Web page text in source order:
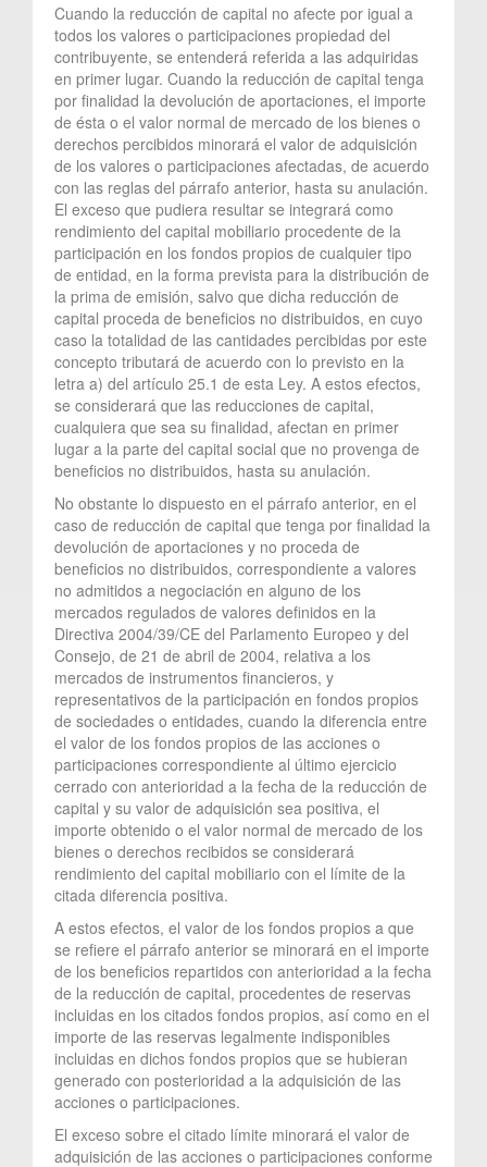
Cuando la reducción de capital no afecte por igual a
todos los valores o participaciones propiedad del
contribuyente, se entenderá referida a las adquiridas
en primer lugar. Cuando la reducción de capital tenga
por finalidad la devolución de aportaciones, el importe
de ésta o el valor normal de mercado de los bienes o
derechos percibidos minorará el valor de adquisición
de los valores o participaciones afectadas, de acuerdo
con las reglas del párrafo anterior, hasta su anulación.
El exceso que pudiera resultar se integrará como
rendimiento del capital mobiliario procedente de la
participación en los fondos propios de cualquier tipo
de entidad, en la forma prevista para la distribución de
la prima de emisión, salvo que dicha reducción de
capital proceda de beneficios no distribuidos, en cuyo
caso la totalidad de las cantidades percibidas por este
concepto tributará de acuerdo con lo previsto en la
letra a) del artículo 25.1 de esta Ley. A estos efectos,
se considerará que las reducciones de capital,
cualquiera que sea su finalidad, afectan en primer
lugar a la parte del capital social que no provenga de
beneficios no distribuidos, hasta su anulación.
No obstante lo dispuesto en el párrafo anterior, en el
caso de reducción de capital que tenga por finalidad la
devolución de aportaciones y no proceda de
beneficios no distribuidos, correspondiente a valores
no admitidos a negociación en alguno de los
mercados regulados de valores definidos en la
Directiva 2004/39/CE del Parlamento Europeo y del
Consejo, de 21 de abril de 2004, relativa a los
mercados de instrumentos financieros, y
representativos de la participación en fondos propios
de sociedades o entidades, cuando la diferencia entre
el valor de los fondos propios de las acciones o
participaciones correspondiente al último ejercicio
cerrado con anterioridad a la fecha de la reducción de
capital y su valor de adquisición sea positiva, el
importe obtenido o el valor normal de mercado de los
bienes o derechos recibidos se considerará
rendimiento del capital mobiliario con el límite de la
citada diferencia positiva.
A estos efectos, el valor de los fondos propios a que
se refiere el párrafo anterior se minorará en el importe
de los beneficios repartidos con anterioridad a la fecha
de la reducción de capital, procedentes de reservas
incluidas en los citados fondos propios, así como en el
importe de las reservas legalmente indisponibles
incluidas en dichos fondos propios que se hubieran
generado con posterioridad a la adquisición de las
acciones o participaciones.
El exceso sobre el citado límite minorará el valor de
adquisición de las acciones o participaciones conforme